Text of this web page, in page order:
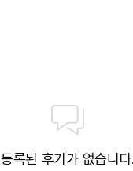
등록된 후기가 없습니다.